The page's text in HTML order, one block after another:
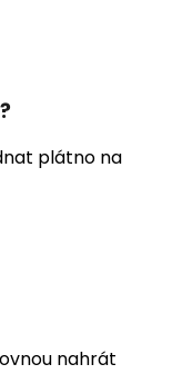
plátno na
nahrát